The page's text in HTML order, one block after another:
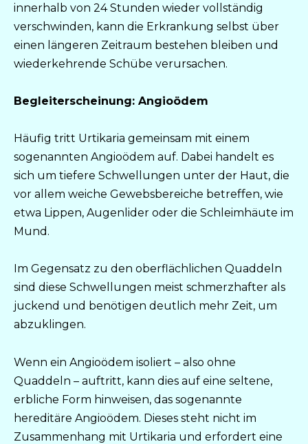
innerhalb von 24 Stunden wieder vollständig
verschwinden, kann die Erkrankung selbst über
einen längeren Zeitraum bestehen bleiben und
wiederkehrende Schübe verursachen.
Begleiterscheinung: Angioödem
Häufig tritt Urtikaria gemeinsam mit einem
sogenannten Angioödem auf. Dabei handelt es
sich um tiefere Schwellungen unter der Haut, die
vor allem weiche Gewebsbereiche betreffen, wie
etwa Lippen, Augenlider oder die Schleimhäute im
Mund.
Im Gegensatz zu den oberflächlichen Quaddeln
sind diese Schwellungen meist schmerzhafter als
juckend und benötigen deutlich mehr Zeit, um
abzuklingen.
Wenn ein Angioödem isoliert – also ohne
Quaddeln – auftritt, kann dies auf eine seltene,
erbliche Form hinweisen, das sogenannte
hereditäre Angioödem. Dieses steht nicht im
Zusammenhang mit Urtikaria und erfordert eine